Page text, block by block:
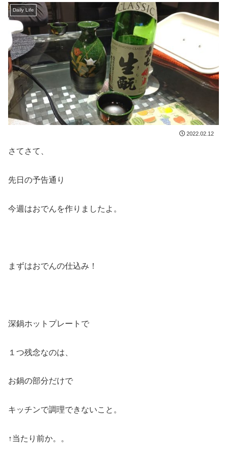
Daily Life
2022.02.12
さてさて、
先日の予告通り
今週はおでんを作りましたよ。
まずはおでんの仕込み！
深鍋ホットプレートで
１つ残念なのは、
お鍋の部分だけで
キッチンで調理できないこと。
↑当たり前か。。